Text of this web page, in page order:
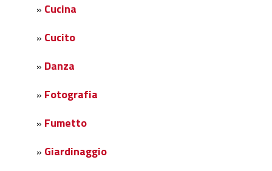
» Cucina
» Cucito
» Danza
» Fotografia
» Fumetto
» Giardinaggio